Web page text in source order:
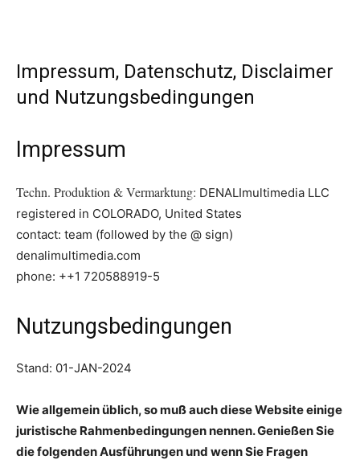
Impressum, Datenschutz, Disclaimer
und Nutzungsbedingungen
Impressum
Techn. Produktion & Vermarktung: DENALImultimedia LLC
registered in COLORADO, United States
contact: team (followed by the @ sign)
denalimultimedia.com
phone: ++1 720588919-5
Nutzungsbedingungen
Stand: 01-JAN-2024
Wie allgemein üblich, so muß auch diese Website einige
juristische Rahmenbedingungen nennen. Genießen Sie
die folgenden Ausführungen und wenn Sie Fragen